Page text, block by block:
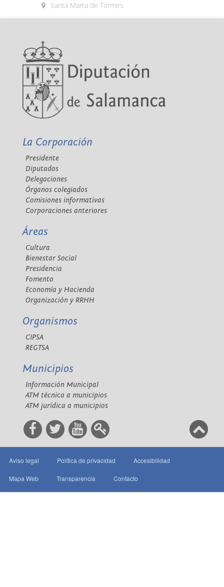
Santa Marta de Tormes
La Corporación
Presidente
Diputados
Delegaciones
Órganos colegiados
Comisiones informativas
Corporaciones anteriores
Áreas
Cultura
Bienestar Social
Presidencia
Fomento
Economía y Hacienda
Organización y RRHH
Organismos
CIPSA
REGTSA
Municipios
Información Municipal
ATM técnica a municipios
ATM jurídica a municipios
Aviso legal Política de privacidad Accesibilidad
Mapa Web Transparencia Contacto